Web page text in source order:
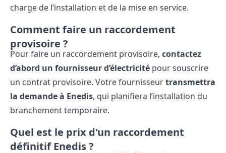
charge de l’installation et de la mise en service.
Comment faire un raccordement
provisoire ?
Pour faire un raccordement provisoire, contactez
d’abord un fournisseur d’électricité pour souscrire
un contrat provisoire. Votre fournisseurtransmettra
la demande à Enedis, qui planifiera l’installation du
branchement temporaire.
Quel est le prix d'un raccordement
définitif Enedis ?